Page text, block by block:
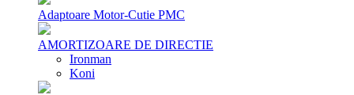
Adaptoare Motor-Cutie PMC
AMORTIZOARE DE DIRECTIE
Ironman
Koni